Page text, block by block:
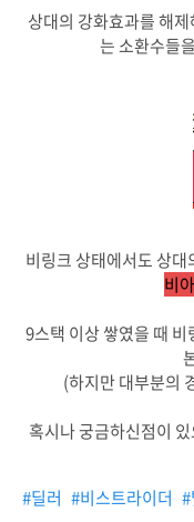
상대의 강화효과를 해
는 소환수들
비링크 상태에서도 상
비
9스택 이상 쌓였을 때
(하지만 대부분의
혹시나 궁금하신점이
#딜러 #비스트라이더 #